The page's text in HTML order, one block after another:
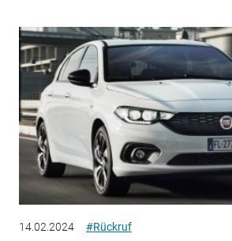
14.02.2024 #Rückruf